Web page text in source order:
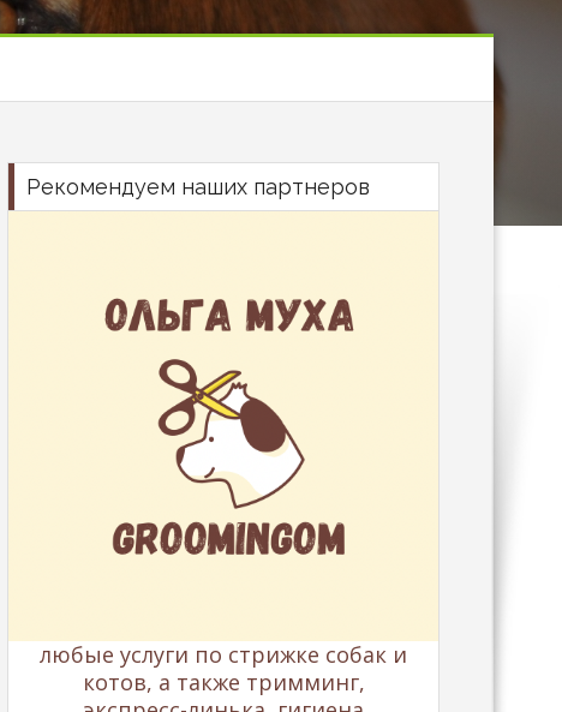
Рекомендуем наших партнеров
любые услуги по стрижке собак и
котов, а также тримминг,